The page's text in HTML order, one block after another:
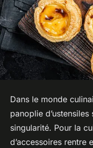
Dans le monde
panoplie
singularité. Pour la
d’accessoires rentre